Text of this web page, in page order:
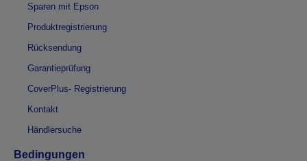
Sparen mit Epson
Produktregistrierung
Rücksendung
Garantieprüfung
CoverPlus- Registrierung
Kontakt
Händlersuche
Bedingungen